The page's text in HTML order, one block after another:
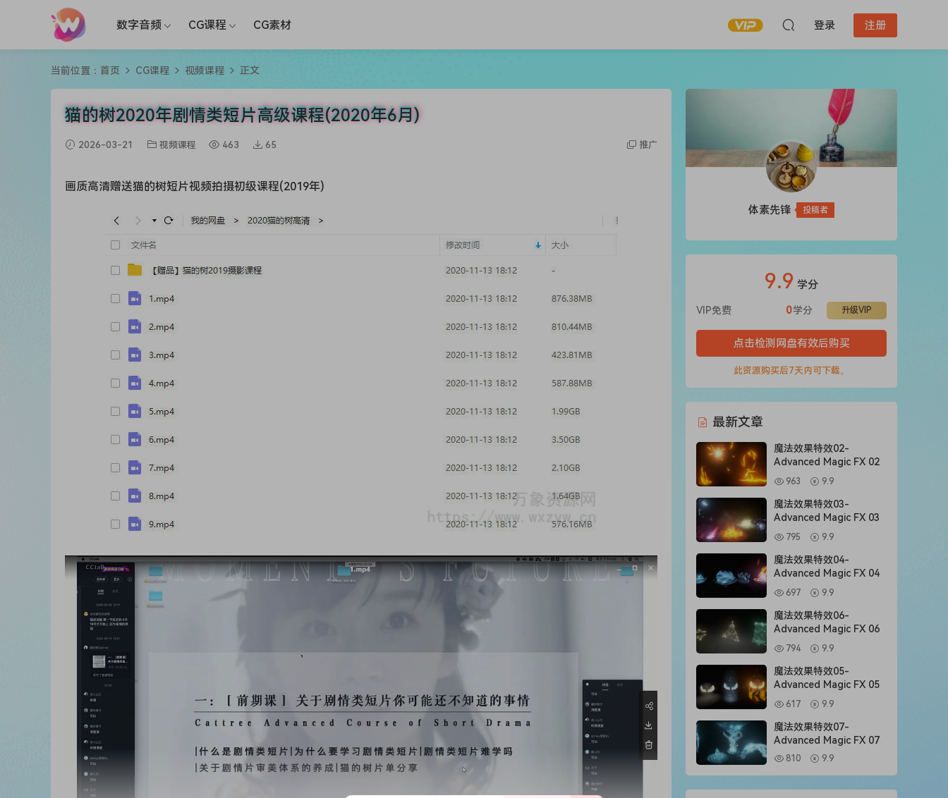
数字音频 CG课程 CG素材 登录 注册
当前位置： 首页 CG课程 视频课程 正文
猫的树2020年剧情类短片高级课程(2020年6月)
2026-03-21 视频课程 463 65 推广
画质高清赠送猫的树短片视频拍摄初级课程(2019年)
体素先锋 投稿者
9.9 学分
VIP免费 升级VIP
0学分
点击检测网盘有效后购买
此资源购买后7天内可下载。
最新文章
魔法效果特效02-
Advanced Magic FX 02
963 9.9
魔法效果特效03-
Advanced Magic FX 03
795 9.9
魔法效果特效04-
Advanced Magic FX 04
697 9.9
魔法效果特效06-
Advanced Magic FX 06
794 9.9
魔法效果特效05-
Advanced Magic FX 05
617 9.9
魔法效果特效07-
Advanced Magic FX 07
810 9.9